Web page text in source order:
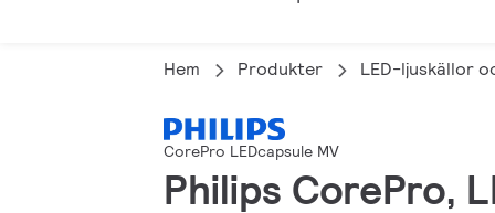
Hem Produkter LED-ljuskällor
CorePro LEDcapsule MV
Philips CorePro,